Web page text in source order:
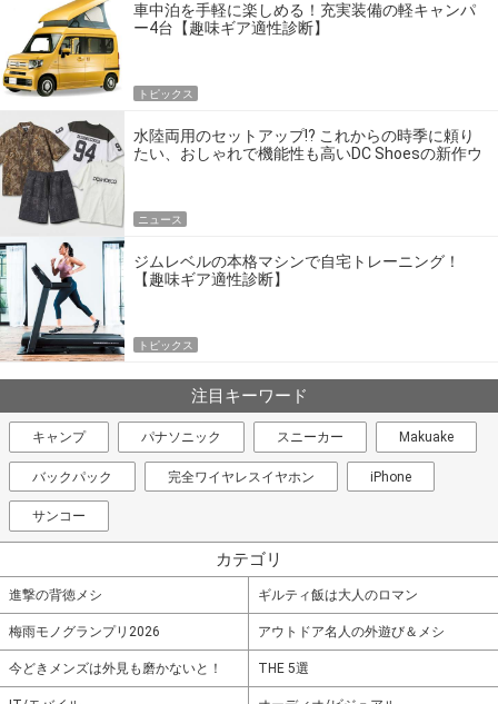
車中泊を手軽に楽しめる！充実装備の軽キャンパ
ー4台【趣味ギア適性診断】
トピックス
水陸両用のセットアップ!? これからの時季に頼り
たい、おしゃれで機能性も高いDC Shoesの新作ウ
ニュース
ジムレベルの本格マシンで自宅トレーニング！
【趣味ギア適性診断】
トピックス
注目キーワード
キャンプ パナソニック スニーカー Makuake
バックパック 完全ワイヤレスイヤホン iPhone
サンコー
カテゴリ
進撃の背徳メシ ギルティ飯は大人のロマン
梅雨モノグランプリ2026 アウトドア名人の外遊び＆メシ
今どきメンズは外見も磨かないと！ THE 5選